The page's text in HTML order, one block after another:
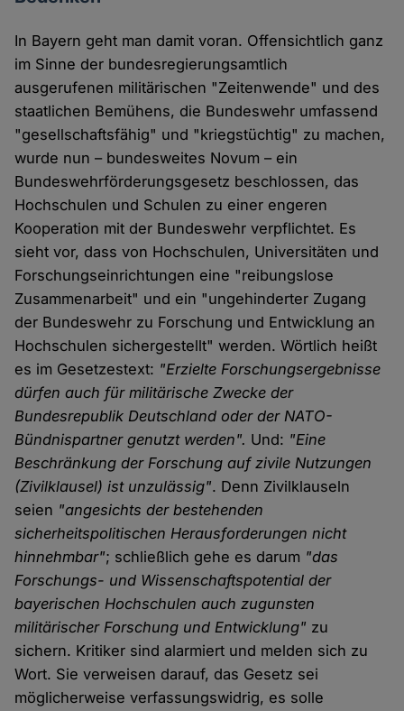
In Bayern geht man damit voran. Offensichtlich ganz
im Sinne der bundesregierungsamtlich
ausgerufenen militärischen "Zeitenwende" und des
staatlichen Bemühens, die Bundeswehr umfassend
"gesellschaftsfähig" und "kriegstüchtig" zu machen,
wurde nun – bundesweites Novum – ein
Bundeswehrförderungsgesetz beschlossen, das
Hochschulen und Schulen zu einer engeren
Kooperation mit der Bundeswehr verpflichtet. Es
sieht vor, dass von Hochschulen, Universitäten und
Forschungseinrichtungen eine "reibungslose
Zusammenarbeit" und ein "ungehinderter Zugang
der Bundeswehr zu Forschung und Entwicklung an
Hochschulen sichergestellt" werden. Wörtlich heißt
es im Gesetzestext: "Erzielte Forschungsergebnisse
dürfen auch für militärische Zwecke der
Bundesrepublik Deutschland oder der NATO-
Bündnispartner genutzt werden". Und: "Eine
Beschränkung der Forschung auf zivile Nutzungen
(Zivilklausel) ist unzulässig". Denn Zivilklauseln
seien "angesichts der bestehenden
sicherheitspolitischen Herausforderungen nicht
hinnehmbar"; schließlich gehe es darum "das
Forschungs- und Wissenschaftspotential der
bayerischen Hochschulen auch zugunsten
militärischer Forschung und Entwicklung" zu
sichern. Kritiker sind alarmiert und melden sich zu
Wort. Sie verweisen darauf, das Gesetz sei
möglicherweise verfassungswidrig, es solle